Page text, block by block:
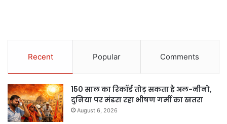
Recent Popular Comments
150 साल का रिकॉर्ड तोड़ सकता है अल-नीनो,
दुनिया पर मंडरा रहा भीषण गर्मी का खतरा
August 6, 2026